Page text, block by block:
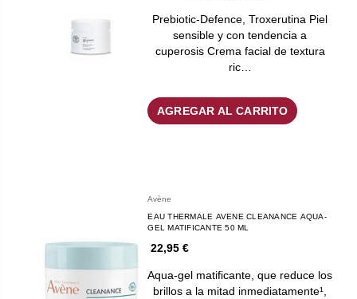
Prebiotic-Defence, Troxerutina Piel
sensible y con tendencia a
cuperosis Crema facial de textura
ric…
AGREGAR AL CARRITO
Avène
EAU THERMALE AVENE CLEANANCE AQUA-
GEL MATIFICANTE 50 ML
22,95 €
Aqua-gel matificante, que reduce los
brillos a la mitad inmediatamente¹,